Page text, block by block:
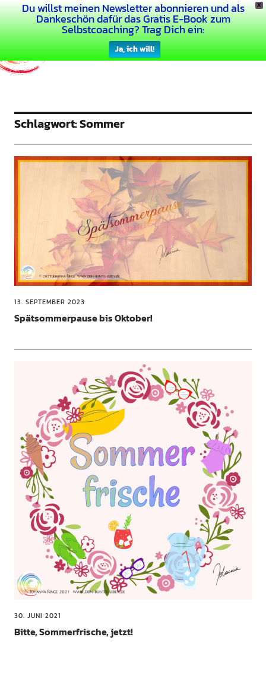
X
Du willst meinen Newsletter abonnieren und als
Dankeschön dafür das Gratis E-Book zum
Selbstcoaching? Trag Dich ein:
Ja, ich will!
Dein Buntes Leben
Schlagwort:Sommer
13. SEPTEMBER 2023
Spätsommerpause bis Oktober!
30. JUNI 2021
Bitte, Sommerfrische, jetzt!